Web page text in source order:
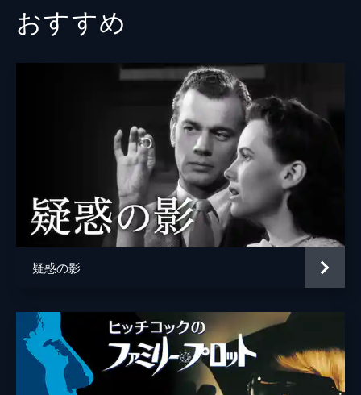
音楽 ジョン・レインダース
ジョン・マクスウェル
おすすめ
疑惑の影